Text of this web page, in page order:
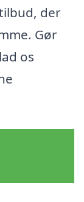
der
Gør
os